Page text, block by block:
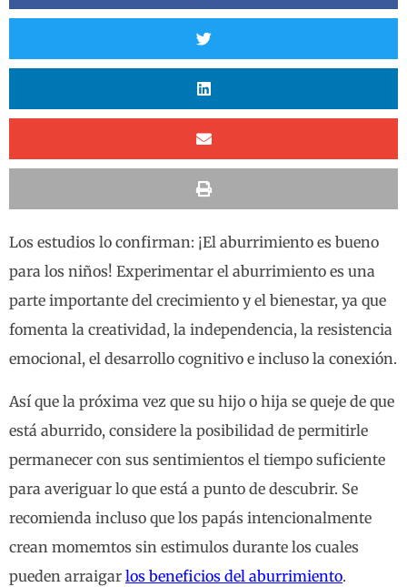
Los estudios lo confirman: ¡El aburrimiento es bueno
para los niños! Experimentar el aburrimiento es una
parte importante del crecimiento y el bienestar, ya que
fomenta la creatividad, la independencia, la resistencia
emocional, el desarrollo cognitivo e incluso la conexión.
Así que la próxima vez que su hijo o hija se queje de que
está aburrido, considere la posibilidad de permitirle
permanecer con sus sentimientos el tiempo suficiente
para averiguar lo que está a punto de descubrir. Se
recomienda incluso que los papás intencionalmente
crean momemtos sin estimulos durante los cuales
pueden arraigar los beneficios del aburrimiento.